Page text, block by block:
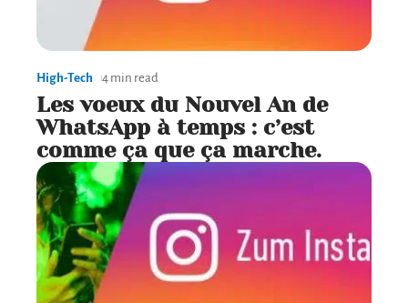
High-Tech 4 min read
Les voeux du Nouvel An de
WhatsApp à temps : c’est
comme ça que ça marche.